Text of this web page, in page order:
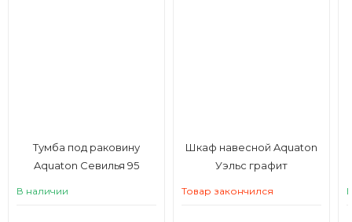
Тумба под раковину
Aquaton Севилья 95
В наличии
Шкаф навесной Aquaton
Уэльс графит
Товар закончился